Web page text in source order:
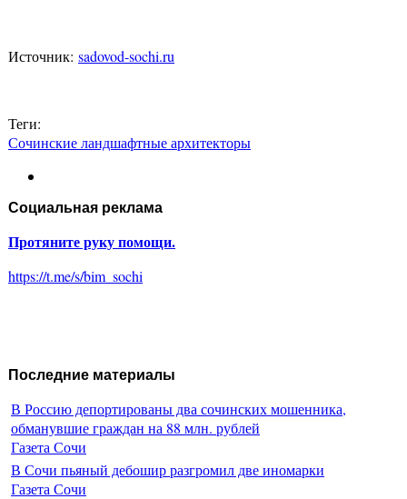
Источник: sadovod-sochi.ru
Теги:
Сочинские ландшафтные архитекторы
Социальная реклама
Протяните руку помощи.
https://t.me/s/bim_sochi
Последние материалы
В Россию депортированы два сочинских мошенника,
обманувшие граждан на 88 млн. рублей
Газета Сочи
В Сочи пьяный дебошир разгромил две иномарки
Газета Сочи